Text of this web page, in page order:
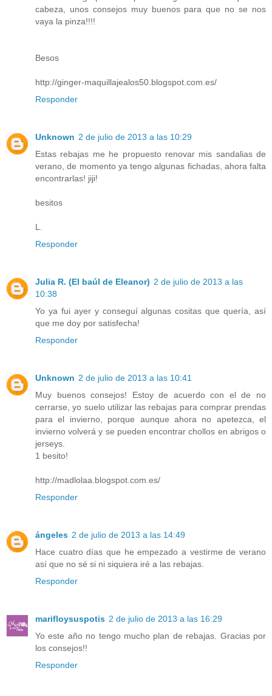
cabeza, unos consejos muy buenos para que no se nos
vaya la pinza!!!!
Besos
http://ginger-maquillajealos50.blogspot.com.es/
Responder
Unknown 2 de julio de 2013 a las 10:29
Estas rebajas me he propuesto renovar mis sandalias de
verano, de momento ya tengo algunas fichadas, ahora falta
encontrarlas! jiji!
besitos
L.
Responder
Julia R. (El baúl de Eleanor) 2 de julio de 2013 a las
10:38
Yo ya fui ayer y conseguí algunas cositas que quería, así
que me doy por satisfecha!
Responder
Unknown 2 de julio de 2013 a las 10:41
Muy buenos consejos! Estoy de acuerdo con el de no
cerrarse, yo suelo utilizar las rebajas para comprar prendas
para el invierno, porque aunque ahora no apetezca, el
invierno volverá y se pueden encontrar chollos en abrigos o
jerseys.
1 besito!
http://madlolaa.blogspot.com.es/
Responder
ángeles 2 de julio de 2013 a las 14:49
Hace cuatro días que he empezado a vestirme de verano
así que no sé si ni siquiera iré a las rebajas.
Responder
marifloysuspotis 2 de julio de 2013 a las 16:29
Yo este año no tengo mucho plan de rebajas. Gracias por
los consejos!!
Responder